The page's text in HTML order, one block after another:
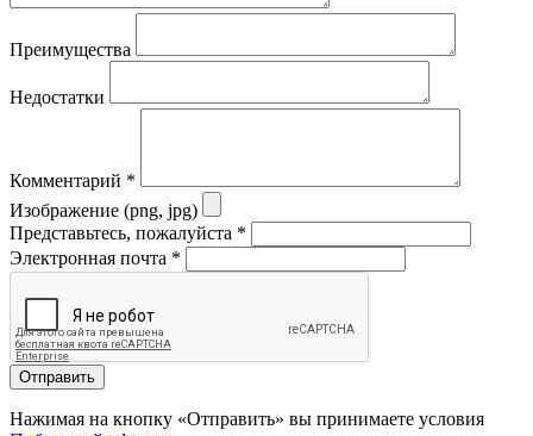
Преимущества
Недостатки
Комментарий *
Изображение (png, jpg)
Представьтесь, пожалуйста *
Электронная почта *
Отправить
Нажимая на кнопку «Отправить» вы принимаете условия